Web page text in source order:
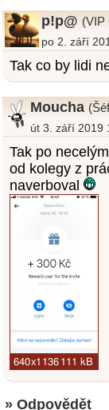
p!p@ (VIP
po 2. září
Tak co by lidi
Moucha
út 3. září 2019
Tak po
od kolegy z
naverboval
» Odpovědět